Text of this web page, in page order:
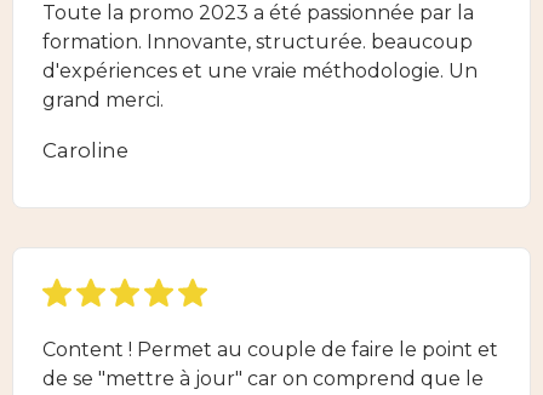
Toute la promo 2023 a été passionnée par la
formation. Innovante, structurée. beaucoup
d'expériences et une vraie méthodologie. Un
grand merci.
Caroline
Content ! Permet au couple de faire le point et
de se "mettre à jour" car on comprend que le